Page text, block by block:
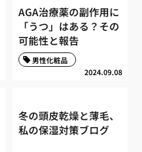
AGA治療薬の副作用に
「うつ」はある？その
可能性と報告
2024.09.08
男性化粧品
冬の頭皮乾燥と薄毛、
私の保湿対策ブログ